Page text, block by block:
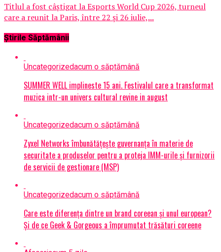
Titlul a fost câștigat la Esports World Cup 2026, turneul
care a reunit la Paris, între 22 și 26 iulie,...
Știrile Săptămânii
Uncategorizedacum o săptămână
SUMMER WELL implineste 15 ani. Festivalul care a transformat
muzica intr-un univers cultural revine in august
Uncategorizedacum o săptămână
Zyxel Networks îmbunătățește guvernanța în materie de
securitate a produselor pentru a proteja IMM-urile și furnizorii
de servicii de gestionare (MSP)
Uncategorizedacum o săptămână
Care este diferența dintre un brand coreean și unul european?
Și de ce Geek & Gorgeous a împrumutat trăsături coreene